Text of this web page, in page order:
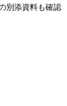
別添資料も確認